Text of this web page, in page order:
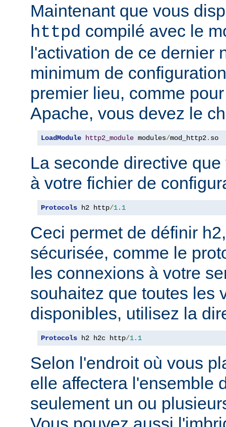
Maintenant que vous
httpd compilé avec le
l'activation de ce dernier
minimum de
premier lieu, comme
Apache, vous devez le
LoadModule http2_module modules/mod_http2. so
La seconde directive
à votre fichier de
Protocols h2 http/1.1
Ceci permet de définir
sécurisée, comme le
les connexions à votre
souhaitez que toutes les
disponibles, utilisez la
Protocols h2 h2c http/1.1
Selon l'endroit où vous
elle affectera l'ensemble
seulement un ou